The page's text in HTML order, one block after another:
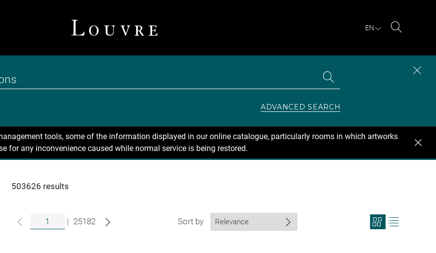
EN
ADVANCED SEARCH
tools, some of the information displayed in our online catalogue, particularly rooms in which artworks
for any inconvenience caused while normal service is being restored.
503626 results
| 25182 Sort by
View
search